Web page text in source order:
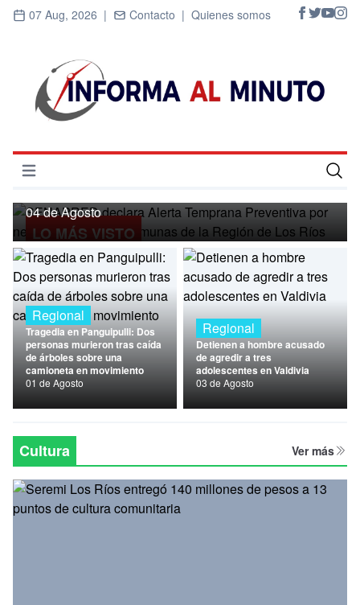
07 Aug, 2026 | Contacto | Quienes somos
Abrir menú
Inicio
Cultura
Deportes
Economía
Entrevistas
Nacional
Política
Regional
LO MÁS VISTO
Regional
SENAPRED declara Alerta Temprana
Preventiva por nevadas para ocho
04 de Agosto
Regional
Tragedia en Panguipulli: Dos
personas murieron tras caída
de árboles sobre una
camioneta en movimiento
01 de Agosto
Regional
Detienen a hombre acusado
de agredir a tres
adolescentes en Valdivia
03 de Agosto
Cultura Ver más